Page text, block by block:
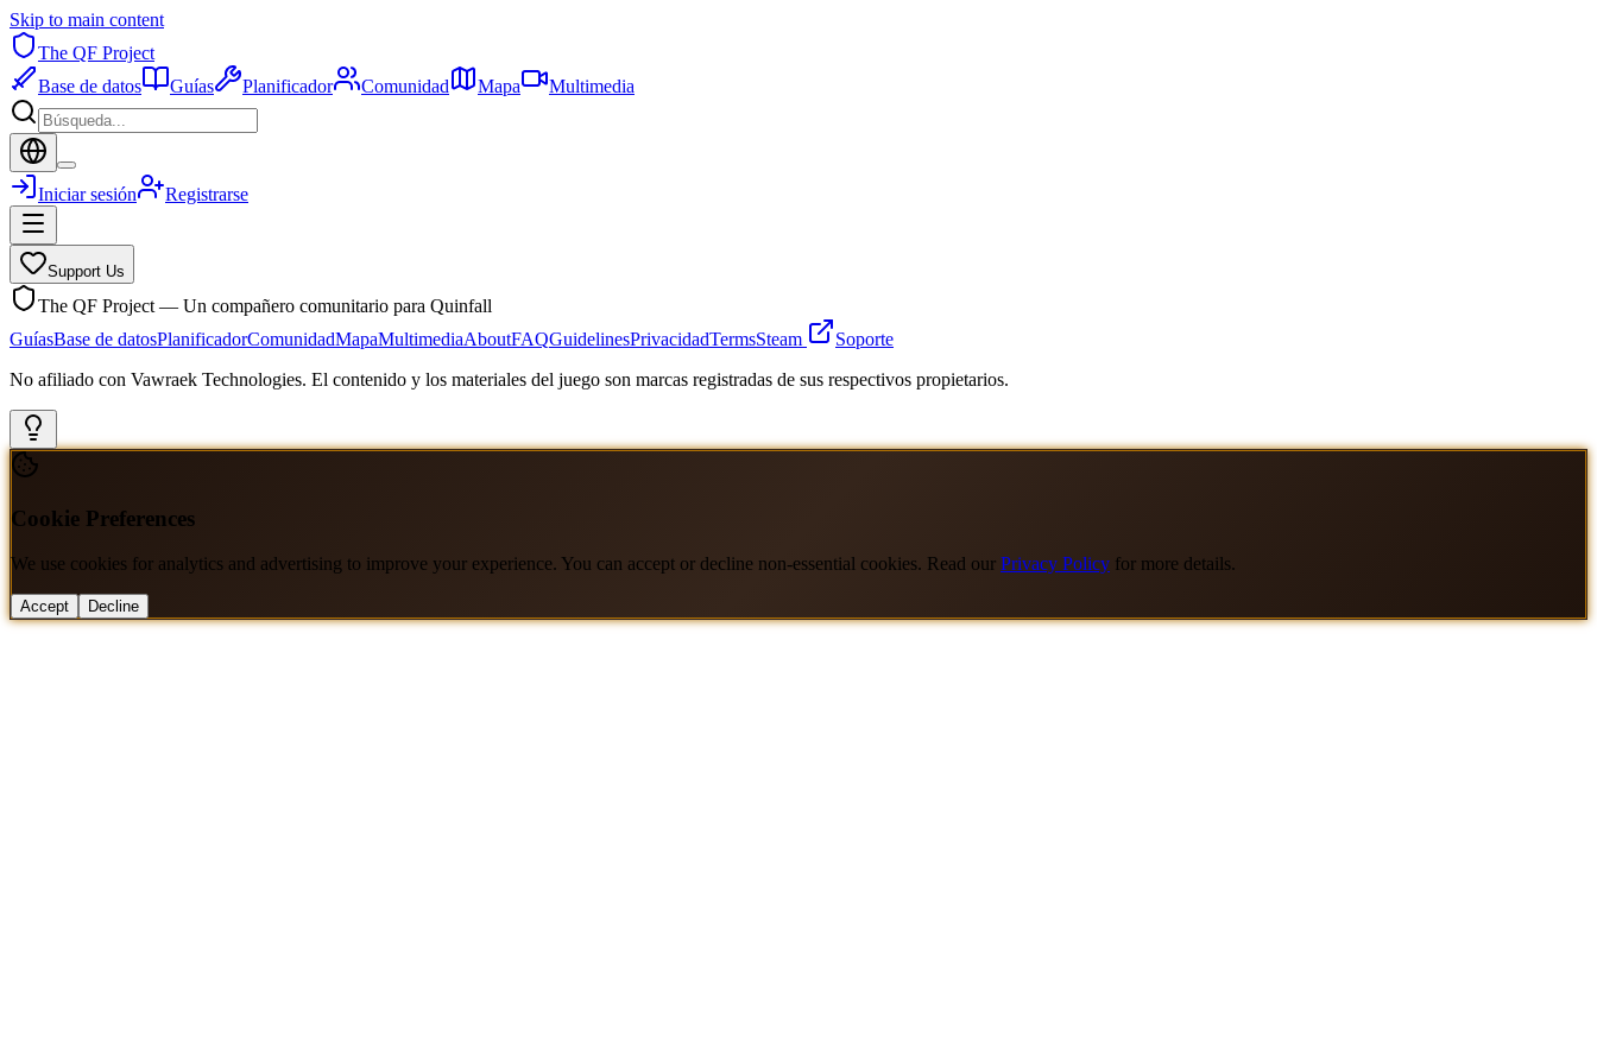
Skip to main content
The QF Project
Base de datos
Guías Planificador Comunidad Mapa Multimedia
Iniciar sesión Registrarse
Support Us
The QF Project — Un compañero comunitario para Quinfall
GuíasBase de datosPlanificadorComunidadMapaMultimediaAboutFAQGuidelinesPrivacidadTermsSteam
Soporte
No afiliado con Vawraek Technologies. El contenido y los materiales del juego son marcas registradas de sus respectivos propietarios.
Cookie Preferences
We use cookies for analytics and advertising to improve your experience. You can accept or decline non-essential cookies. Read our Privacy Policy for more details.
Accept Decline